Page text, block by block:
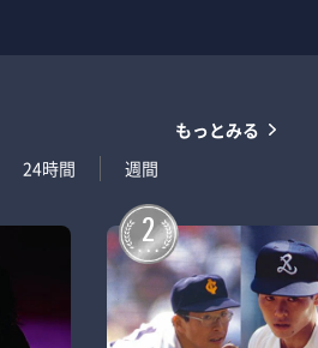
24時間 週間
もっとみる
2